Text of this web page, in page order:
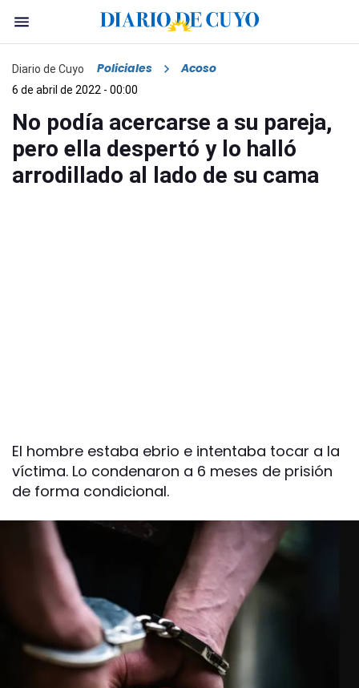
Diario de Cuyo Policiales Acoso
6 de abril de 2022 - 00:00
No podía acercarse a su pareja,
pero ella despertó y lo halló
arrodillado al lado de su cama
El hombre estaba ebrio e intentaba tocar a la
víctima. Lo condenaron a 6 meses de prisión
de forma condicional.